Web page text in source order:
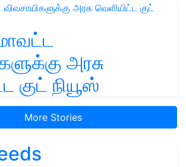
அரசு
குட் நியூஸ்
More Stories